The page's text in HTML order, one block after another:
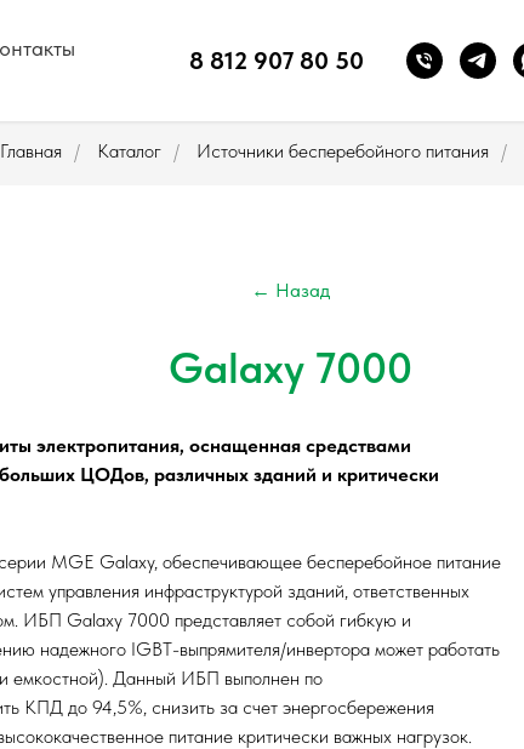
8 812 907 80 50
Главная / Каталог / Источники бесперебойного питания /
← Назад
Galaxy 7000
электропитания, оснащенная средствами
ЦОДов, различных зданий и критически
MGE Galaxy, обеспечивающее бесперебойное питание
управления инфраструктурой зданий, ответственных
ИБП Galaxy 7000 представляет собой гибкую и
надежного IGBT-выпрямителя/инвертора может работать
и емкостной). Данный ИБП выполнен по
КПД до 94,5%, снизить за счет энергосбережения
питание критически важных нагрузок.